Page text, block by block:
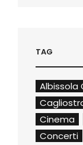
TAG
Albissola
Cinema
Concerti